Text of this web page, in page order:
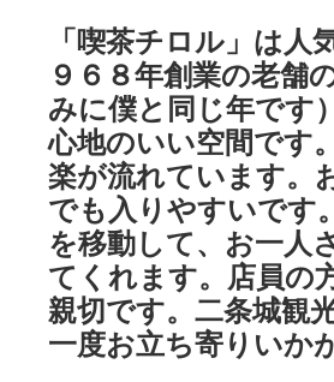
「喫茶チロル」は人
９６８年創業の老舗
みに僕と同じ年です
心地のいい空間です
楽が流れています。
でも入りやすいです
を移動して、お一人
てくれます。店員の
親切です。二条城観
一度お立ち寄りいか